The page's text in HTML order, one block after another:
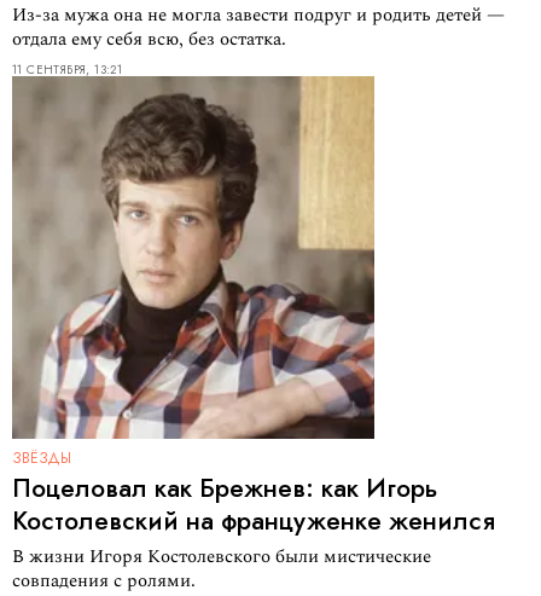
Из-за мужа она не могла завести подруг и родить детей —
отдала ему себя всю, без остатка.
11 СЕНТЯБРЯ, 13:21
ЗВЁЗДЫ
Поцеловал как Брежнев: как Игорь
Костолевский на француженке женился
В жизни Игоря Костолевского были мистические
совпадения с ролями.